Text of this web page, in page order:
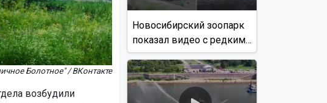
Болотное" / ВКонтакте
возбудили
Новосибирский зоопарк
показал видео с редким
виверровым котом